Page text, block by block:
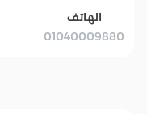
الهاتف
01040009880